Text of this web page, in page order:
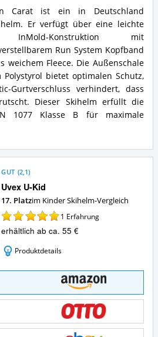
Carat ist ein in Deutschland
Er verfügt über eine leichte
Konstruktion mit
Run System Kopfband
weichem Fleece. Die Außenschale
Polystyrol bietet optimalen Schutz,
Gurtverschluss verhindert, dass
Dieser Skihelm erfüllt die
1077 Klasse B für maximale
Uvex U-Kid
GUT (2,1)
17. Platzim Kinder Skihelm-Vergleich
1 Erfahrung
erhältlich ab ca. 55 €
Produktdetails